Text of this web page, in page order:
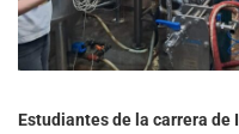
Estudiantes de la carrera de